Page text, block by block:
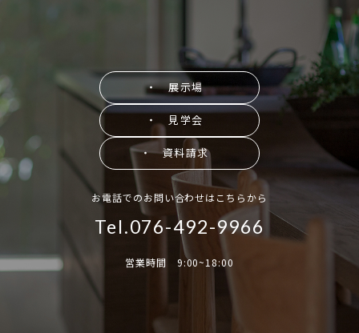
・ 展示場
・ 見学会
・ 資料請求
お電話でのお問い合わせはこちらから
Tel.076-492-9966
営業時間 9:00~18:00